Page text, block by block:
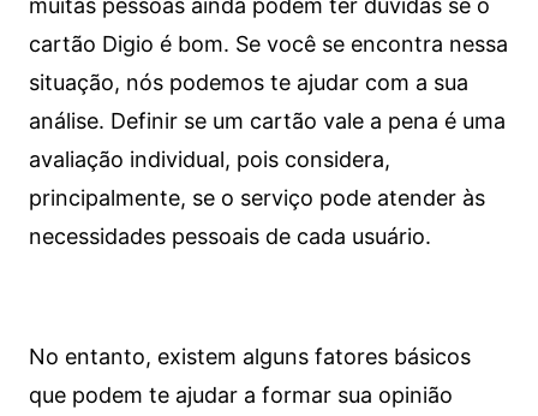
muitas pessoas ainda podem ter dúvidas se o
cartão Digio é bom. Se você se encontra nessa
situação, nós podemos te ajudar com a sua
análise. Definir se um cartão vale a pena é uma
avaliação individual, pois considera,
principalmente, se o serviço pode atender às
necessidades pessoais de cada usuário.
No entanto, existem alguns fatores básicos
que podem te ajudar a formar sua opinião